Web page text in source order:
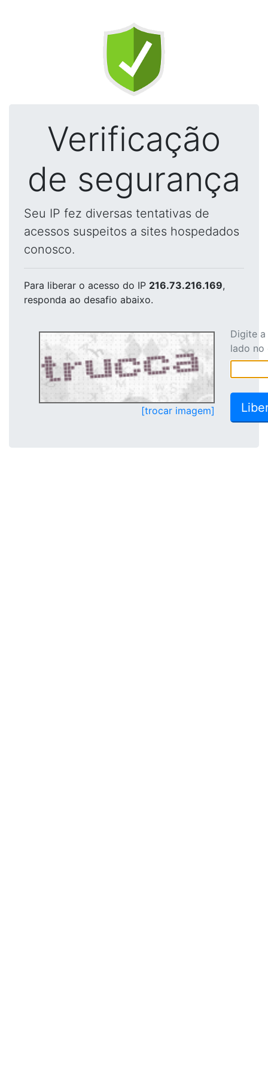
Verificação
de segurança
Seu IP fez diversas tentativas de
acessos suspeitos a sites hospedados
conosco.
Para liberar o acesso do IP 216.73.216.169,
responda ao desafio abaixo.
[trocar imagem]
Digite
lado no